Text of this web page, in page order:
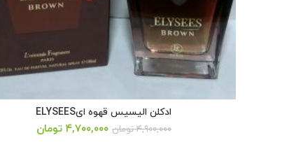
ادکلن الیسیس قهوه ایELYSEES
۴,۹۰۰,۰۰۰ تومان قیمت
۴,۷۰۰,۰۰۰ تومان